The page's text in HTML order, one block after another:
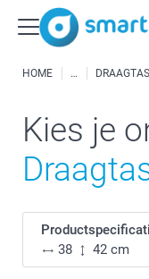
HOME DRAAGTAS
Kies je
38
42 cm